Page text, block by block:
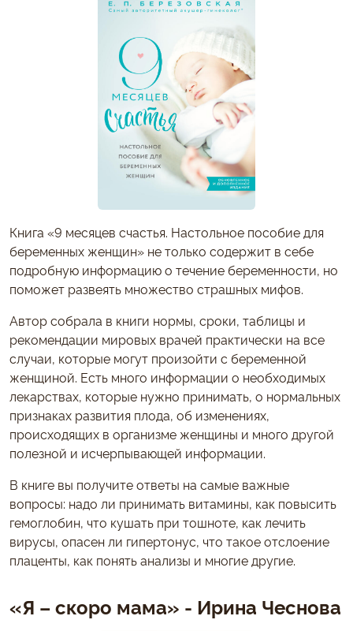
Книга «9 месяцев счастья. Настольное пособие для
беременных женщин» не только содержит в себе
подробную информацию о течение беременности, но
поможет развеять множество страшных мифов.
Автор собрала в книги нормы, сроки, таблицы и
рекомендации мировых врачей практически на все
случаи, которые могут произойти с беременной
женщиной. Есть много информации о необходимых
лекарствах, которые нужно принимать, о нормальных
признаках развития плода, об изменениях,
происходящих в организме женщины и много другой
полезной и исчерпывающей информации.
В книге вы получите ответы на самые важные
вопросы: надо ли принимать витамины, как повысить
гемоглобин, что кушать при тошноте, как лечить
вирусы, опасен ли гипертонус, что такое отслоение
плаценты, как понять анализы и многие другие.
«Я – скоро мама» - Ирина Чеснова